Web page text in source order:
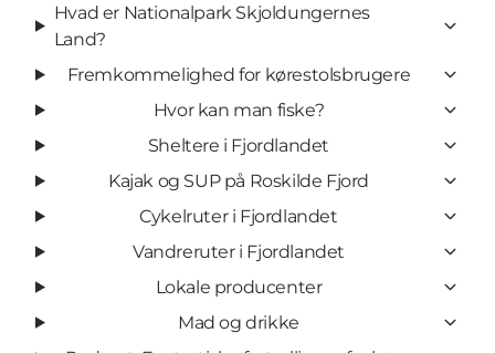
Hvad er Nationalpark Skjoldungernes
Land?
Fremkommelighed for kørestolsbrugere
Hvor kan man fiske?
Sheltere i Fjordlandet
Kajak og SUP på Roskilde Fjord
Cykelruter i Fjordlandet
Vandreruter i Fjordlandet
Lokale producenter
Mad og drikke